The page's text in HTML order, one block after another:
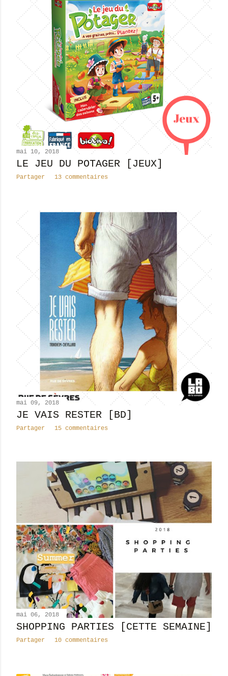
mai 10, 2018
LE JEU DU POTAGER [JEUX]
Partager 13 commentaires
mai 09, 2018
JE VAIS RESTER [BD]
Partager 15 commentaires
mai 06, 2018
SHOPPING PARTIES [CETTE SEMAINE]
Partager 10 commentaires